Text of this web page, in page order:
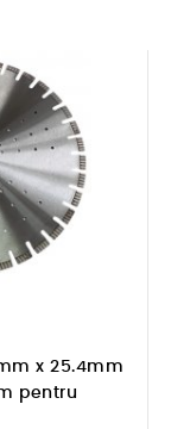
x 25.4mm
pentru